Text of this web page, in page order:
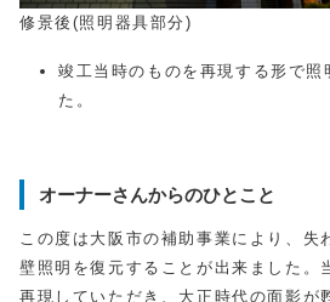
修景後(照明器具部分)
竣工当時のものを再現する形で照
た。
オーナーさんからのひとこと
この度は大阪市の補助事業により、失
壁照明を復元することが出来ました。
再現していただき、大正時代の面影が